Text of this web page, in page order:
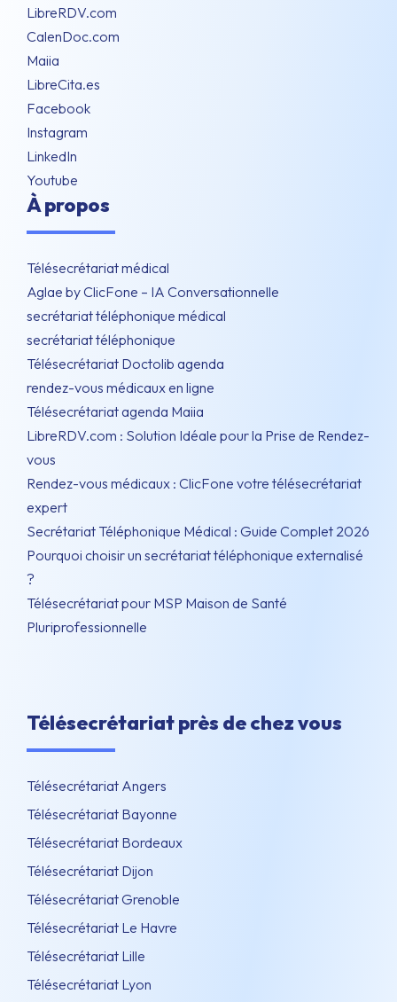
LibreRDV.com
CalenDoc.com
Maiia
LibreCita.es
Facebook
Instagram
LinkedIn
Youtube
À propos
Télésecrétariat médical
Aglae by ClicFone – IA Conversationnelle
secrétariat téléphonique médical
secrétariat téléphonique
Télésecrétariat Doctolib agenda
rendez-vous médicaux en ligne
Télésecrétariat agenda Maiia
LibreRDV.com : Solution Idéale pour la Prise de Rendez-
vous
Rendez-vous médicaux : ClicFone votre télésecrétariat
expert
Secrétariat Téléphonique Médical : Guide Complet 2026
Pourquoi choisir un secrétariat téléphonique externalisé
?
Télésecrétariat pour MSP Maison de Santé
Pluriprofessionnelle
Télésecrétariat près de chez vous
Télésecrétariat Angers
Télésecrétariat Bayonne
Télésecrétariat Bordeaux
Télésecrétariat Dijon
Télésecrétariat Grenoble
Télésecrétariat Le Havre
Télésecrétariat Lille
Télésecrétariat Lyon